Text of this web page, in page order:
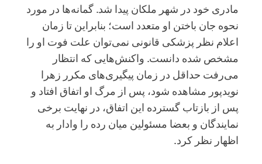
مادری خود در شهر ملکان پیدا شد. گمانه‌ها در مورد
نحوه جان باختن او متعدد است؛ بنابراین تا زمان
اعلام نظر پزشکی قانونی نمی‌توان علت فوت او را
مشخص شده دانست. واکنش‌هایی که انتظار
می‌رفت حداقل در زمان پیگیری‌های مکرر زهرا
نویدپور مشاهده شود، پس از مرگ او اتفاق افتاد و
پس از بازتاب گسترده این اتفاق، در نهایت برخی
نمایندگان و بعضا مسئولین میان رده را وادار به
اظهار نظر کرد.